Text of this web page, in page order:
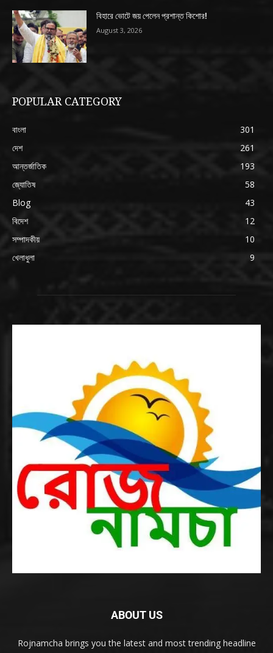
বিহারে ভোটে জয় পেলেন প্রশান্ত কিশোর!
August 3, 2026
POPULAR CATEGORY
বাংলা
301
দেশ
261
আন্তর্জাতিক
193
জ্যোতিষ
58
Blog
43
বিদেশ
12
সম্পাদকীয়
10
খেলাধুলা
9
ABOUT US
Rojnamcha brings you the latest and most trending headline